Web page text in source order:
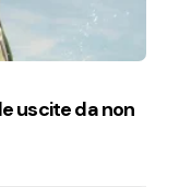
uscite da non